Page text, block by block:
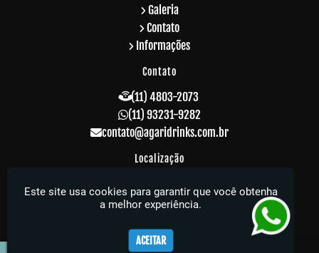
Galeria
Contato
Informações
Contato
(11) 4803-2073
(11) 93231-9282
contato@agaridrinks.com.br
Localização
R. Acre, 229 - Vila Rosalia - Guarulhos / SP -
CEP: 07064-010
Agari Drinks - Sua festa muito mais elegante
Este site usa cookies para garantir que você obtenha
a melhor experiência.
ACEITAR